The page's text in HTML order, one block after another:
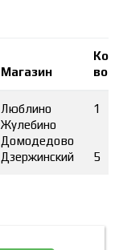
Магазин
во
Люблино
Жулебино
Домодедово
Дзержинский
1
5